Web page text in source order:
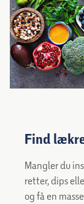
Find
Mangler du
retter, dips
og få en